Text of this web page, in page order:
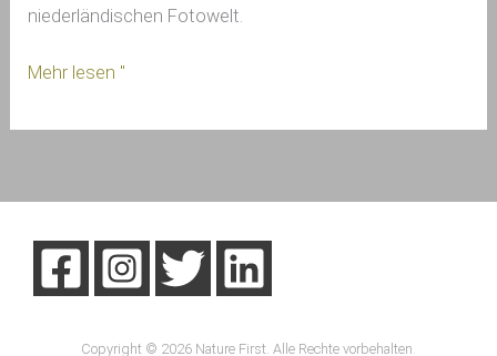
niederländischen Fotowelt.
Mehr lesen "
Copyright © 2026 Nature First. Alle Rechte vorbehalten.